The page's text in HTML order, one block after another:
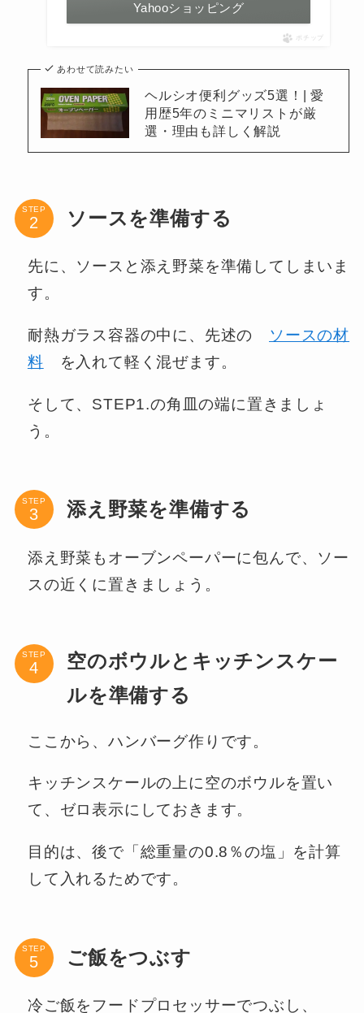
Yahooショッピング
ポチップ
あわせて読みたい
ヘルシオ便利グッズ5選！| 愛
用歴5年のミニマリストが厳
選・理由も詳しく解説
STEP ソースを準備する
先に、ソースと添え野菜を準備してしまいま
す。
耐熱ガラス容器の中に、先述の ソースの材
料 を入れて軽く混ぜます。
そして、STEP1.の角皿の端に置きましょ
う。
STEP 添え野菜を準備する
添え野菜もオーブンペーパーに包んで、ソー
スの近くに置きましょう。
STEP
空のボウルとキッチンスケー
ルを準備する
ここから、ハンバーグ作りです。
キッチンスケールの上に空のボウルを置い
て、ゼロ表示にしておきます。
目的は、後で「総重量の0.8％の塩」を計算
して入れるためです。
STEP ご飯をつぶす
冷ご飯をフードプロセッサーでつぶし、